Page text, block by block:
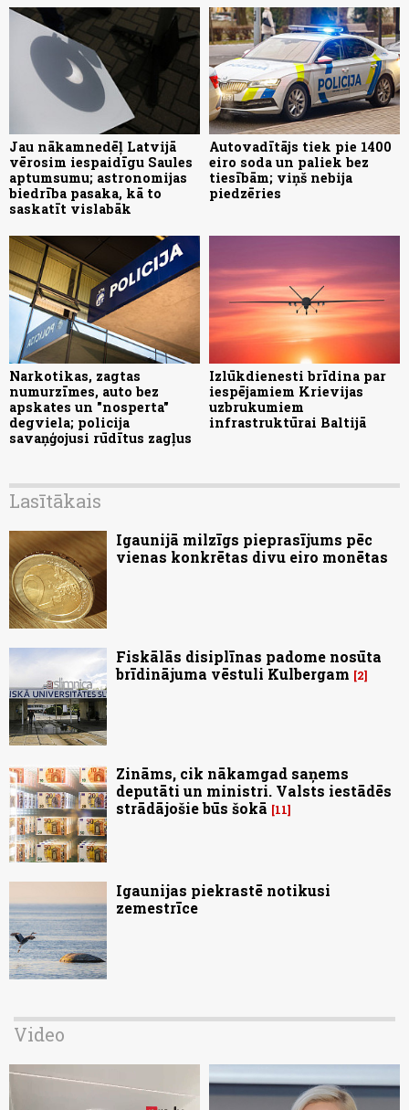
Jau nākamnedēļ Latvijā
vērosim iespaidīgu Saules
aptumsumu; astronomijas
biedrība pasaka, kā to
saskatīt vislabāk
Autovadītājs tiek pie 1400
eiro soda un paliek bez
tiesībām; viņš nebija
piedzēries
Narkotikas, zagtas
numurzīmes, auto bez
apskates un "nosperta"
degviela; policija
savaņģojusi rūdītus zagļus
Izlūkdienesti brīdina par
iespējamiem Krievijas
uzbrukumiem
infrastruktūrai Baltijā
Lasītākais
Igaunijā milzīgs pieprasījums pēc
vienas konkrētas divu eiro monētas
Fiskālās disiplīnas padome nosūta
brīdinājuma vēstuli Kulbergam
2
Zināms, cik nākamgad saņems
deputāti un ministri. Valsts iestādēs
strādājošie būs šokā
11
Igaunijas piekrastē notikusi
zemestrīce
Video